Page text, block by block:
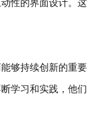
够持续创新的重
学习和实践，他